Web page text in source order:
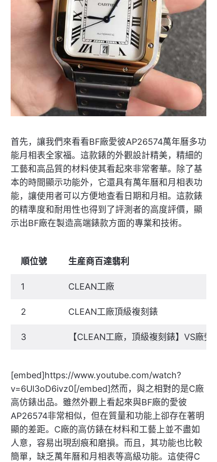
首先，讓我們來看看BF廠愛彼AP26574萬年曆多功
能月相表全家福。這款錶的外觀設計精美，精細的
工藝和高品質的材料使其看起來非常奢華。除了基
本的時間顯示功能外，它還具有萬年曆和月相表功
能，讓使用者可以方便地查看日期和月相。這款錶
的精準度和耐用性也得到了評測者的高度評價，顯
示出BF廠在製造高端錶款方面的專業和技術。
順位號 生産商百達翡利
1 CLEAN工廠
2 CLEAN工廠頂級複刻錶
3 【CLEAN工廠，頂級複刻錶】VS廠
[embed]https://www.youtube.com/watch?
v=6Ul3oD6ivz0[/embed]然而，與之相對的是C廠
高仿錶出品。雖然外觀上看起來與BF廠的愛彼
AP26574非常相似，但在質量和功能上卻存在著明
顯的差距。C廠的高仿錶在材料和工藝上並不盡如
人意，容易出現刮痕和磨損。而且，其功能也比較
簡單，缺乏萬年曆和月相表等高級功能。這使得C